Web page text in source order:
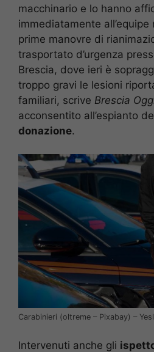
macchinario e lo hanno
immediatamente all’equipe
prime manovre di
trasportato d’urgenza
Brescia, dove ieri è
troppo gravi le lesioni
familiari, scrive Brescia
acconsentito all’espianto
donazione.
Carabinieri (oltreme – Pixabay) –
Intervenuti anche gli